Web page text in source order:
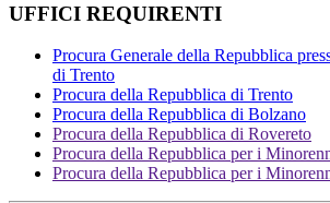
UFFICI REQUIRENTI
Procura Generale della Repubblica
di Trento
Procura della Repubblica di Trento
Procura della Repubblica di Bolzano
Procura della Repubblica di Rovereto
Procura della Repubblica per i
Procura della Repubblica per i